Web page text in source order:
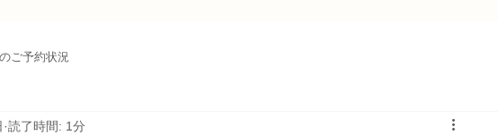
ご予約状況
読了時間: 1分